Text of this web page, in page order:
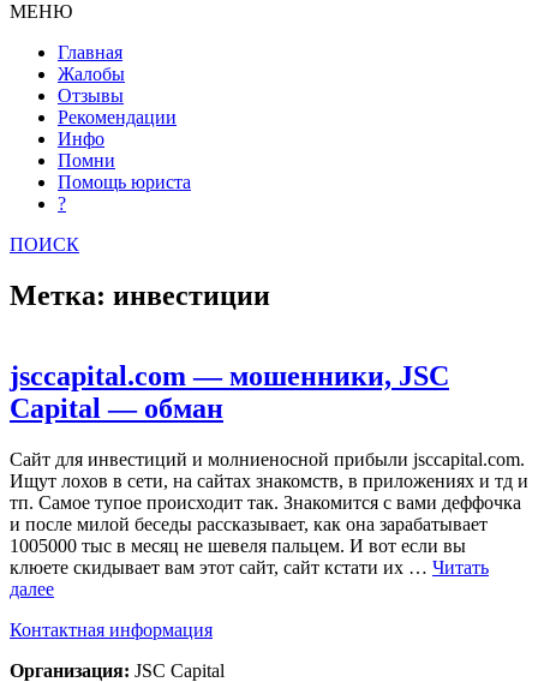
МЕНЮ
Главная
Жалобы
Отзывы
Рекомендации
Инфо
Помни
Помощь юриста
?
ПОИСК
Метка: инвестиции
jsccapital.com — мошенники, JSC
Capital — обман
Сайт для инвестиций и молниеносной прибыли jsccapital.com.
Ищут лохов в сети, на сайтах знакомств, в приложениях и тд и
тп. Самое тупое происходит так. Знакомится с вами деффочка
и после милой беседы рассказывает, как она зарабатывает
1005000 тыс в месяц не шевеля пальцем. И вот если вы
клюете скидывает вам этот сайт, сайт кстати их … Читать
далее
Контактная информация
Организация: JSC Capital